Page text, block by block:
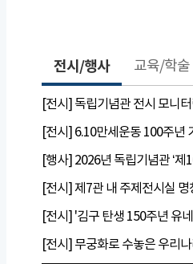
전시/행사
[전시] 독립기념관 전시 모니
교육/학술